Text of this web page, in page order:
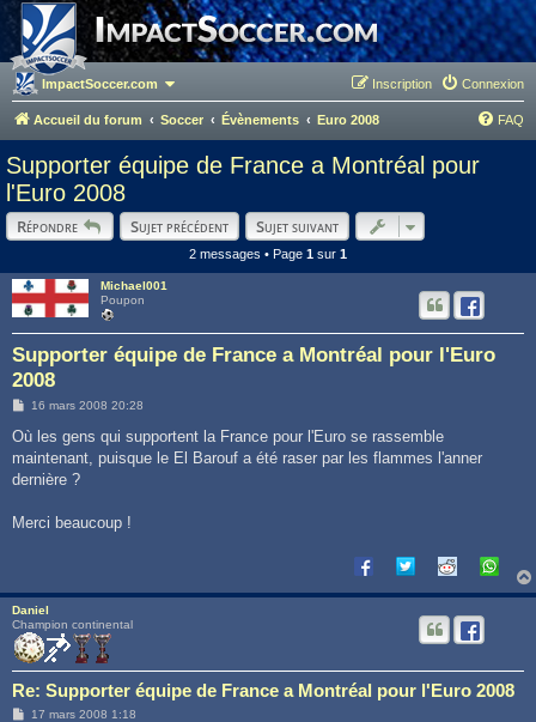
ImpactSoccer.com Connexion
Inscription
Accueil du forum Soccer Évènements Euro 2008 FAQ
Supporter équipe de France a Montréal pour
l'Euro 2008
Répondre Sujet précédent Sujet suivant
2 messages • Page 1 sur 1
Michael001
Poupon
Supporter équipe de France a Montréal pour l'Euro
2008
M
s
a
g
16 mars 2008 20:28
Où les gens qui supportent la France pour l'Euro se rassemble
maintenant, puisque le El Barouf a été raser par les flammes l'anner
dernière ?
Merci beaucoup !
Daniel
Champion continental
Re: Supporter équipe de France a Montréal pour l'Euro 2008
M17 mars 2008 1:18